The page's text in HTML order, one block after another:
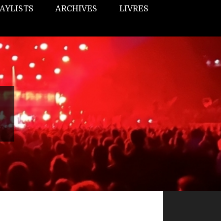
ARCHIVES LIVRES